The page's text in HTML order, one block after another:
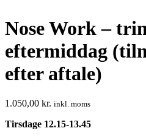
Nose Work –
eftermiddag
efter aftale)
1.050,00 kr. inkl. moms
Tirsdage 12.15-13.45